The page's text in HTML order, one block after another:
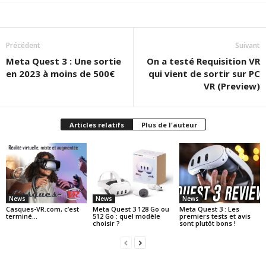
Précédent
Meta Quest 3 : Une sortie
en 2023 à moins de 500€
Suivant
On a testé Requisition VR
qui vient de sortir sur PC
VR (Preview)
Articles relatifs Plus de l'auteur
News
Casques-VR.com, c’est
terminé…
News
Meta Quest 3 128 Go ou
512 Go : quel modèle
choisir ?
News
Meta Quest 3 : Les
premiers tests et avis
sont plutôt bons !